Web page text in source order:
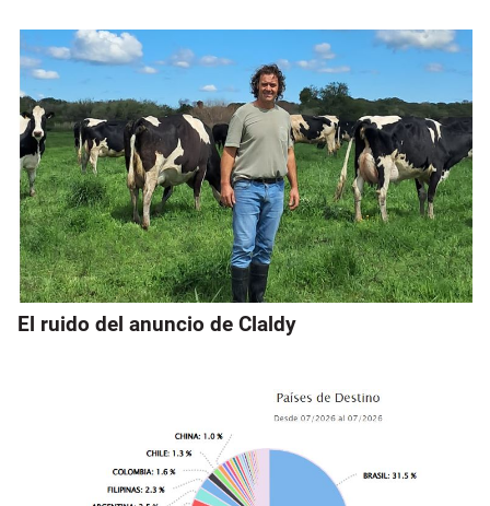
El ruido del anuncio de Claldy